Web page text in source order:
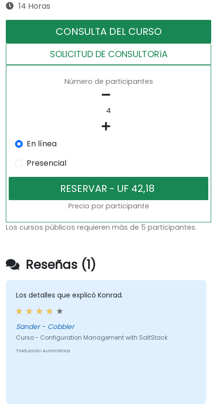
14 Horas
CONSULTA DEL CURSO
SOLICITUD DE CONSULTORíA
Número de participantes
En línea
Presencial
Precio por participante
Los cursos públicos requieren más de 5 participantes.
Reseñas (1)
Los detalles que explicó Konrad.
Sander - Cobbler
Curso - Configuration Management with SaltStack
Traducción Automática